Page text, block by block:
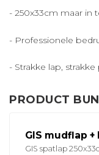
- 250x33cm maar in
- Professionele
- Strakke lap, strakke
PRODUCT
GIS mudflap
GIS spatlap